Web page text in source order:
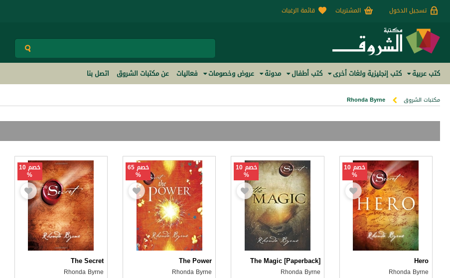
تسجيل الدخول المشتريات قائمة الرغبات
كتب عربية كتب إنجليزية ولغات أخرى كتب أطفال مدونة عروض وخصومات فعاليات عن مكتبات الشروق اتصل بنا
مكتبات الشروق Rhonda Byrne
خصم 10
%
Hero
Rhonda Byrne
خصم 10
%
The Magic [Paperback]
Rhonda Byrne
خصم 65
%
The Power
Rhonda Byrne
خصم 10
%
The Secret
Rhonda Byrne